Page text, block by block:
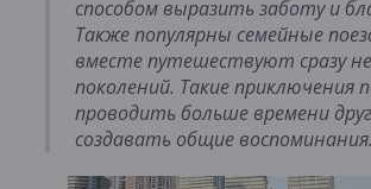
способом выразить заботу и
Также популярны семейные
вместе путешествуют сразу
поколений. Такие приключения
проводить больше времени
создавать общие воспоминания.